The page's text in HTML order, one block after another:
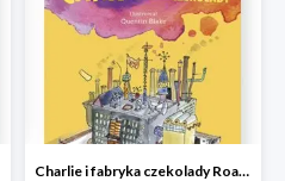
Charlie i fabryka czekolady Roald Dahl